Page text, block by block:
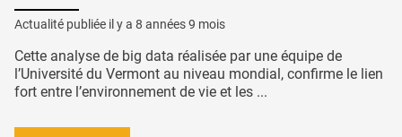
Actualité publiée il y a 8 années 9 mois
Cette analyse de big data réalisée par une équipe de
l’Université du Vermont au niveau mondial, confirme le lien
fort entre l’environnement de vie et les ...